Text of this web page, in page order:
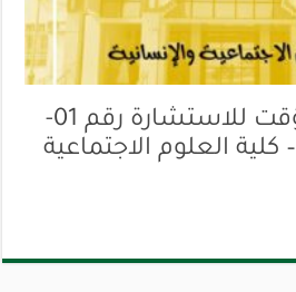
اعلان عن منح مؤقت للاستشارة رقم 01-
02-03-04 /2026 – كلية العلوم الاجتماعية